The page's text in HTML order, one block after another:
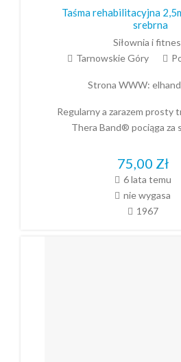
Taśma rehabilitacyjna
srebrna
Siłownia i
Tarnowskie Góry
Strona WWW:
Regularny a zarazem prosty
Thera Band® pociąga za
75,00 Zł
6 lata temu
nie wygasa
1967